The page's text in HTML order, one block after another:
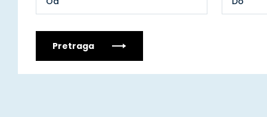
Pretraga